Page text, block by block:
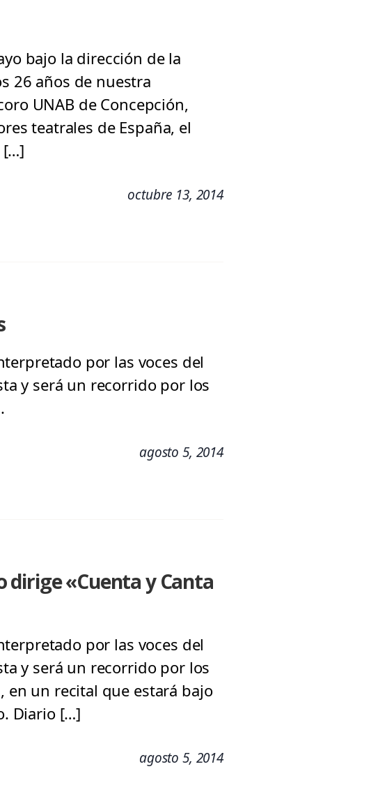
bajo la dirección de la
26 años de nuestra
UNAB de Concepción,
teatrales de España, el
[…]
octubre 13, 2014
por las voces del
y será un recorrido por los
agosto 5, 2014
dirige «Cuenta y Canta
por las voces del
y será un recorrido por los
en un recital que estará bajo
Diario […]
agosto 5, 2014